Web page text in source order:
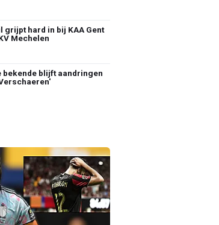
grijpt hard in bij KAA Gent
Mechelen
bekende blijft aandringen